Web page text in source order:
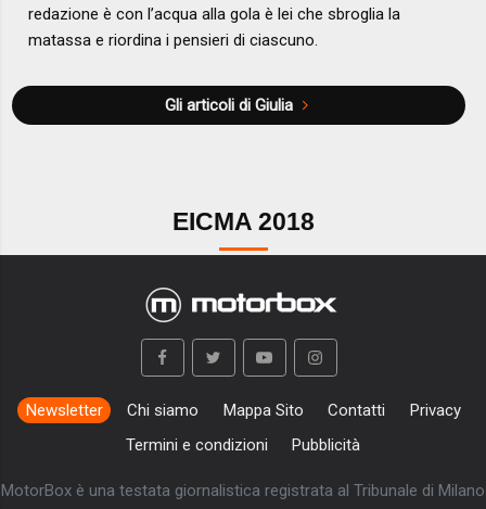
redazione è con l’acqua alla gola è lei che sbroglia la
matassa e riordina i pensieri di ciascuno.
Gli articoli di Giulia
EICMA 2018
Newsletter Chi siamo Mappa Sito Contatti
Privacy
Termini e condizioni
Pubblicità
MotorBox è una testata giornalistica registrata al Tribunale di Milano